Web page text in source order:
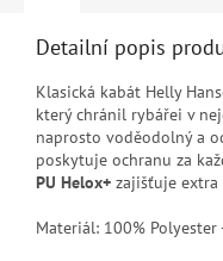
Detailní popis
Klasická kabát Helly
který chránil rybářei v
naprosto voděodolný a
poskytuje ochranu za
PU Helox+ zajišťuje
Materiál: 100%